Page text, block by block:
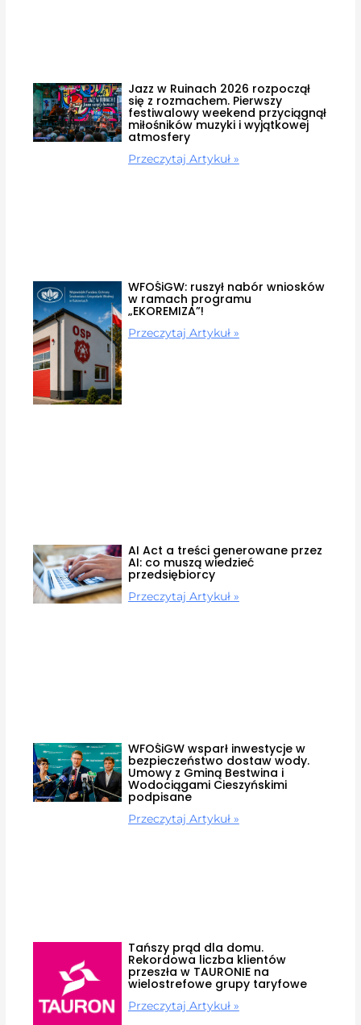
Jazz w Ruinach 2026 rozpoczął
się z rozmachem. Pierwszy
festiwalowy weekend przyciągnął
miłośników muzyki i wyjątkowej
atmosfery
Przeczytaj Artykuł »
WFOŚiGW: ruszył nabór wniosków
w ramach programu
„EKOREMIZA”!
Przeczytaj Artykuł »
AI Act a treści generowane przez
AI: co muszą wiedzieć
przedsiębiorcy
Przeczytaj Artykuł »
WFOŚiGW wsparł inwestycje w
bezpieczeństwo dostaw wody.
Umowy z Gminą Bestwina i
Wodociągami Cieszyńskimi
podpisane
Przeczytaj Artykuł »
Tańszy prąd dla domu.
Rekordowa liczba klientów
przeszła w TAURONIE na
wielostrefowe grupy taryfowe
Przeczytaj Artykuł »